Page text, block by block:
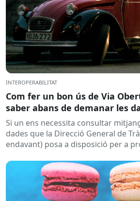
INTEROPERABILITAT
Com fer un bon ús de Via
saber abans de demanar les
per a procediments
Si un ens necessita consultar
dades que la Direcció General de
endavant) posa a disposició per a